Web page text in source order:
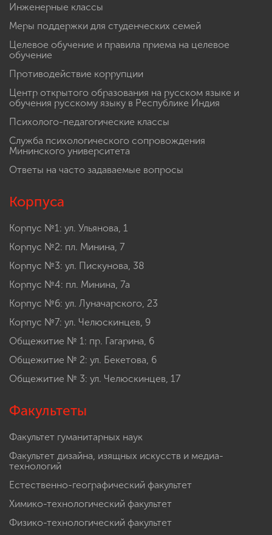
Инженерные классы
Меры поддержки для студенческих семей
Целевое обучение и правила приема на целевое
обучение
Противодействие коррупции
Центр открытого образования на русском языке и
обучения русскому языку в Республике Индия
Психолого-педагогические классы
Служба психологического сопровождения
Мининского университета
Ответы на часто задаваемые вопросы
Корпуса
Корпус №1: ул. Ульянова, 1
Корпус №2: пл. Минина, 7
Корпус №3: ул. Пискунова, 38
Корпус №4: пл. Минина, 7а
Корпус №6: ул. Луначарского, 23
Корпус №7: ул. Челюскинцев, 9
Общежитие № 1: пр. Гагарина, 6
Общежитие № 2: ул. Бекетова, 6
Общежитие № 3: ул. Челюскинцев, 17
Факультеты
Факультет гуманитарных наук
Факультет дизайна, изящных искусств и медиа-
технологий
Естественно-географический факультет
Химико-технологический факультет
Физико-технологический факультет